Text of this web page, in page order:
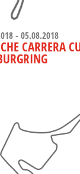
- 05.08.2018
CARRERA